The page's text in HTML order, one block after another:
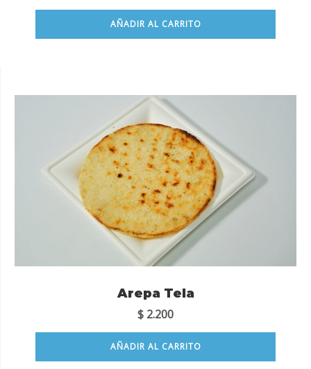
AÑADIR AL CARRITO
Arepa Tela
$ 2.200
AÑADIR AL CARRITO